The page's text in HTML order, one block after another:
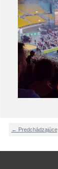
← Predchádzajúce